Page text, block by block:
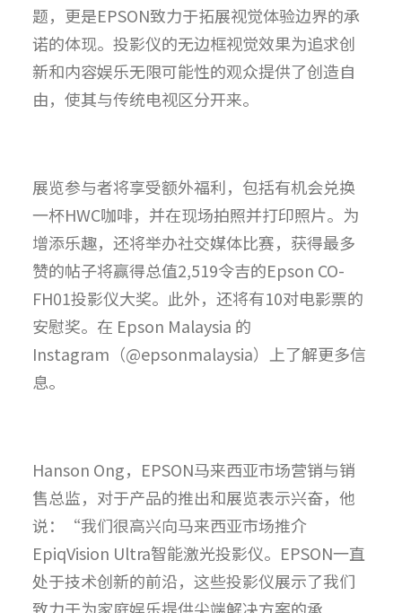
题，更是EPSON致力于拓展视觉体验边界的承
诺的体现。投影仪的无边框视觉效果为追求创
新和内容娱乐无限可能性的观众提供了创造自
由，使其与传统电视区分开来。
展览参与者将享受额外福利，包括有机会兑换
一杯HWC咖啡，并在现场拍照并打印照片。为
增添乐趣，还将举办社交媒体比赛，获得最多
赞的帖子将赢得总值2,519令吉的Epson CO-
FH01投影仪大奖。此外，还将有10对电影票的
安慰奖。在 Epson Malaysia 的
Instagram（@epsonmalaysia）上了解更多信
息。
Hanson Ong，EPSON马来西亚市场营销与销
售总监，对于产品的推出和展览表示兴奋，他
说：“我们很高兴向马来西亚市场推介
EpiqVision Ultra智能激光投影仪。EPSON一直
处于技术创新的前沿，这些投影仪展示了我们
致力于为家庭娱乐提供尖端解决方案的承